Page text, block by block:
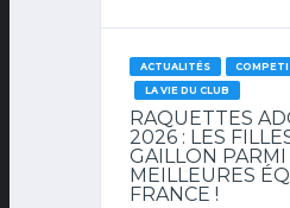
ACTUALITÉS
LA VIE DU CLUB
RAQUETTES
2026 : LES
GAILLON PARMI
MEILLEURES
FRANCE !